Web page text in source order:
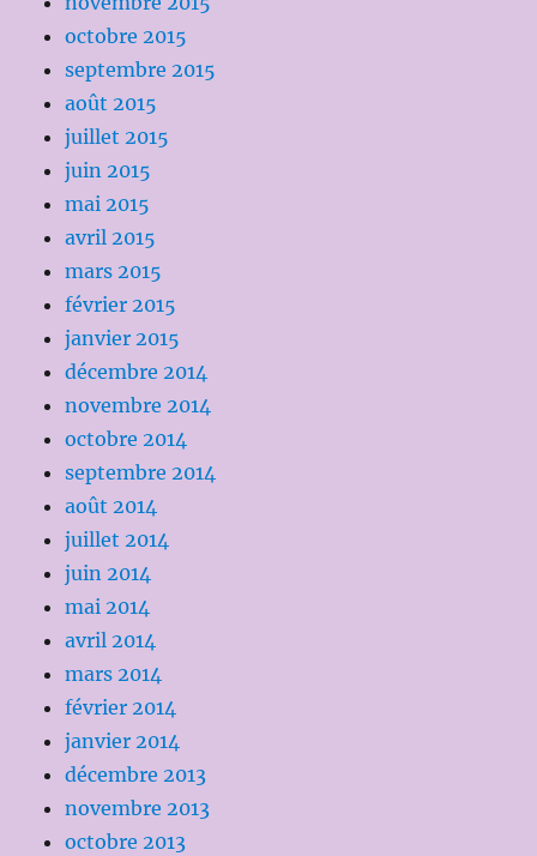
octobre 2015
septembre 2015
août 2015
juillet 2015
juin 2015
mai 2015
avril 2015
mars 2015
février 2015
janvier 2015
décembre 2014
novembre 2014
octobre 2014
septembre 2014
août 2014
juillet 2014
juin 2014
mai 2014
avril 2014
mars 2014
février 2014
janvier 2014
décembre 2013
novembre 2013
octobre 2013